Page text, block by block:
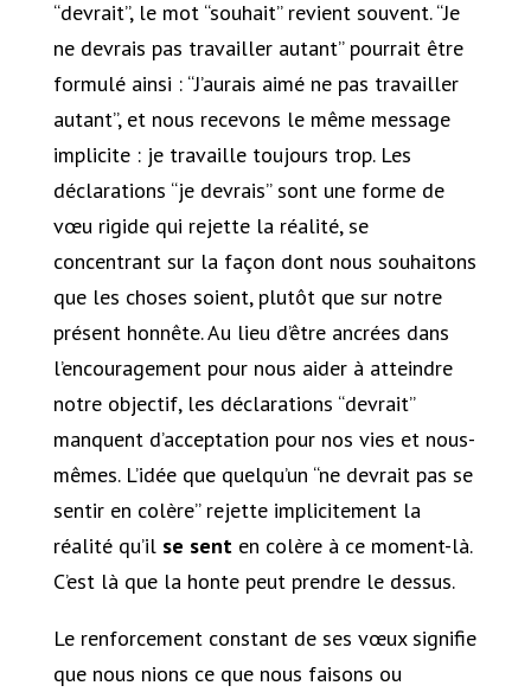
“devrait”, le mot “souhait” revient souvent. “Je
ne devrais pas travailler autant” pourrait être
formulé ainsi : “J’aurais aimé ne pas travailler
autant”, et nous recevons le même message
implicite : je travaille toujours trop. Les
déclarations “je devrais” sont une forme de
vœu rigide qui rejette la réalité, se
concentrant sur la façon dont nous souhaitons
que les choses soient, plutôt que sur notre
présent honnête. Au lieu d’être ancrées dans
l’encouragement pour nous aider à atteindre
notre objectif, les déclarations “devrait”
manquent d’acceptation pour nos vies et nous-
mêmes. L’idée que quelqu’un “ne devrait pas se
sentir en colère” rejette implicitement la
réalité qu’il se senten colère à ce moment-là.
C’est là que la honte peut prendre le dessus.
Le renforcement constant de ses vœux signifie
que nous nions ce que nous faisons ou